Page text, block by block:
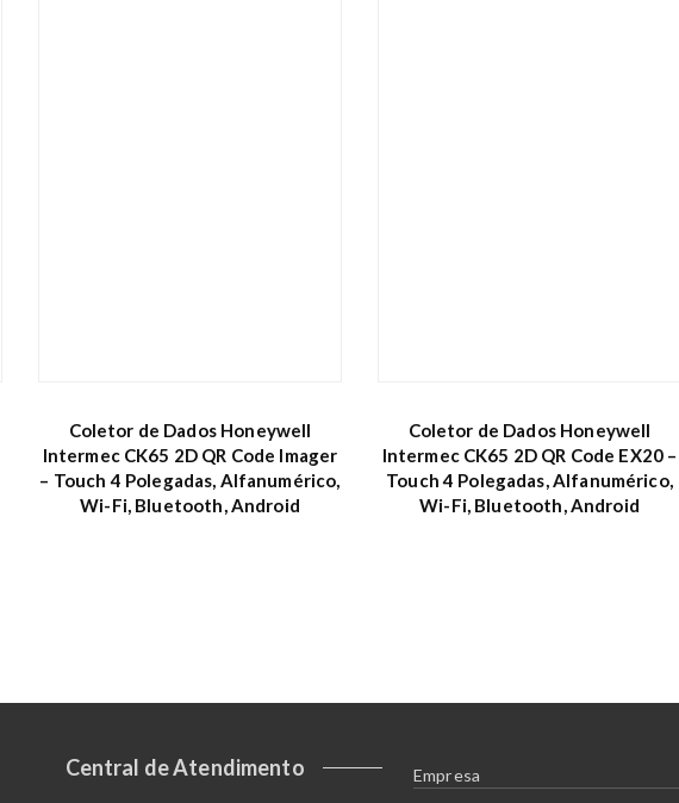
Coletor de Dados Honeywell
Intermec CK65 2D QR Code Imager
– Touch 4 Polegadas, Alfanumérico,
Wi-Fi, Bluetooth, Android
Coletor de Dados Honeywell
Intermec CK65 2D QR Code EX20 –
Touch 4 Polegadas, Alfanumérico,
Wi-Fi, Bluetooth, Android
Central de Atendimento Empresa